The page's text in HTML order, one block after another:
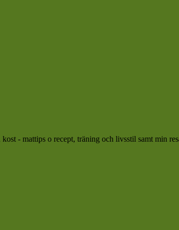
- mattips o recept, träning och livsstil samt min